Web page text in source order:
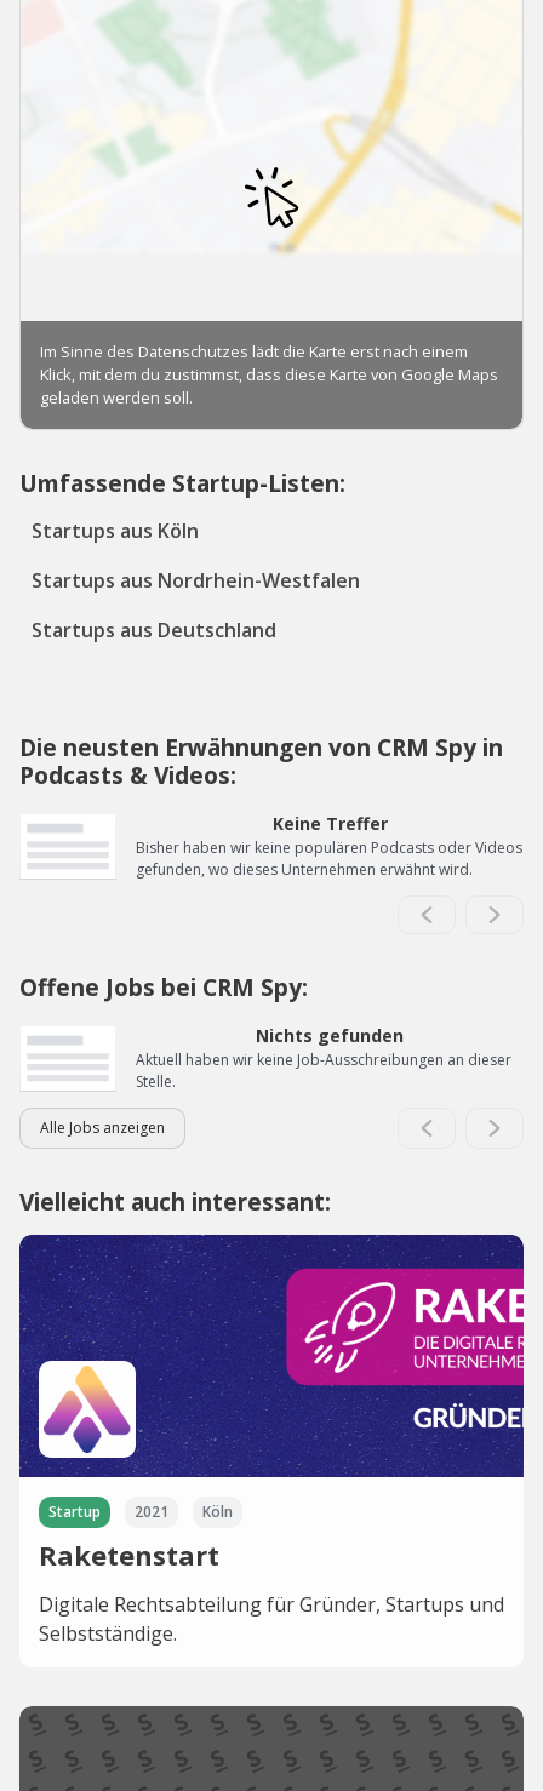
Umfassende Startup-Listen:
Startups aus Köln
Startups aus Nordrhein-Westfalen
Startups aus Deutschland
Die neusten Erwähnungen von CRM Spy in
Podcasts & Videos:
Keine Treffer
Bisher haben wir keine populären Podcasts oder Videos
gefunden, wo dieses Unternehmen erwähnt wird.
Offene Jobs bei CRM Spy:
Nichts gefunden
Aktuell haben wir keine Job-Ausschreibungen an dieser
Stelle.
Alle Jobs anzeigen
Vielleicht auch interessant:
Startup 2021 Köln
Raketenstart
Digitale Rechtsabteilung für Gründer, Startups und
Selbstständige.